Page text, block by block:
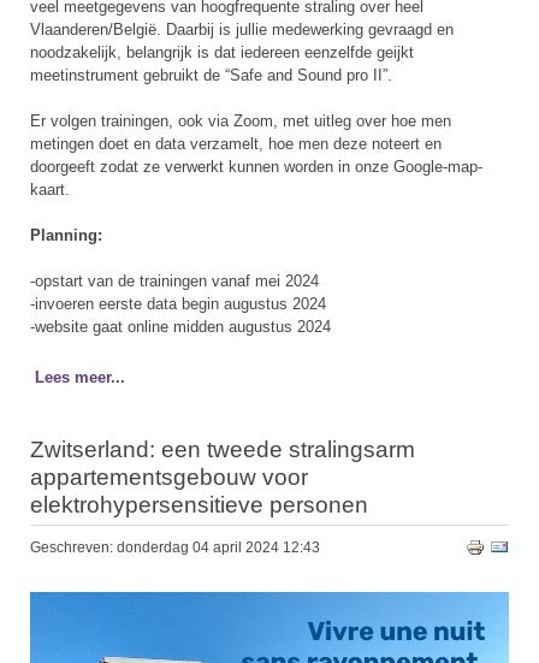
veel meetgegevens van hoogfrequente straling over heel
Vlaanderen/België. Daarbij is jullie medewerking gevraagd en
noodzakelijk, belangrijk is dat iedereen eenzelfde geijkt
meetinstrument gebruikt de “Safe and Sound pro II”.
Er volgen trainingen, ook via Zoom, met uitleg over hoe men
metingen doet en data verzamelt, hoe men deze noteert en
doorgeeft zodat ze verwerkt kunnen worden in onze Google-map-
kaart.
Planning:
-opstart van de trainingen vanaf mei 2024
-invoeren eerste data begin augustus 2024
-website gaat online midden augustus 2024
Lees meer...
Zwitserland: een tweede stralingsarm
appartementsgebouw voor
elektrohypersensitieve personen
Geschreven: donderdag 04 april 2024 12:43